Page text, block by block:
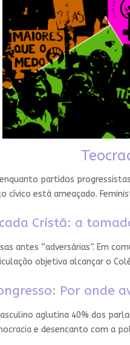
partidos
cívico está ameaçado.
Cristã: a
antes “adversárias”. Em
objetiva alcançar o
Por onde
aglutina 40% dos
e desencanto com a